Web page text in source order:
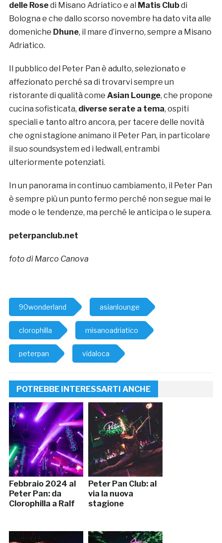
delle Rosedi Misano Adriatico e al Matis Clubdi
Bologna e che dallo scorso novembre ha dato vita alle
domeniche Dhune, il mare d’inverno, sempre a Misano
Adriatico.
Il pubblico del Peter Pan è adulto, selezionato e
affezionato perché sa di trovarvi sempre un
ristorante di qualità come Asian Lounge, che propone
cucina sofisticata, diverse serate a tema, ospiti
speciali e tanto altro ancora, per tacere delle novità
che ogni stagione animano il Peter Pan, in particolare
il suo soundsystem ed i ledwall, entrambi
ulteriormente potenziati.
In un panorama in continuo cambiamento, il Peter Pan
è sempre più un punto fermo perché non segue mai le
mode o le tendenze, ma perché le anticipa o le supera.
peterpanclub.net
foto di Marco Canova
90wonderland asianlounge
clorophilla misanoadriatico
peterpan vidaloca
POTREBBE INTERESSARTI ANCHE
Febbraio 2024 al
Peter Pan: da
Clorophilla a Ralf
Peter Pan Club: al
via la nuova
stagione